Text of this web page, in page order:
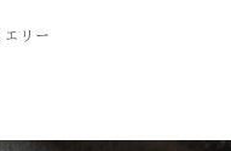
エリー